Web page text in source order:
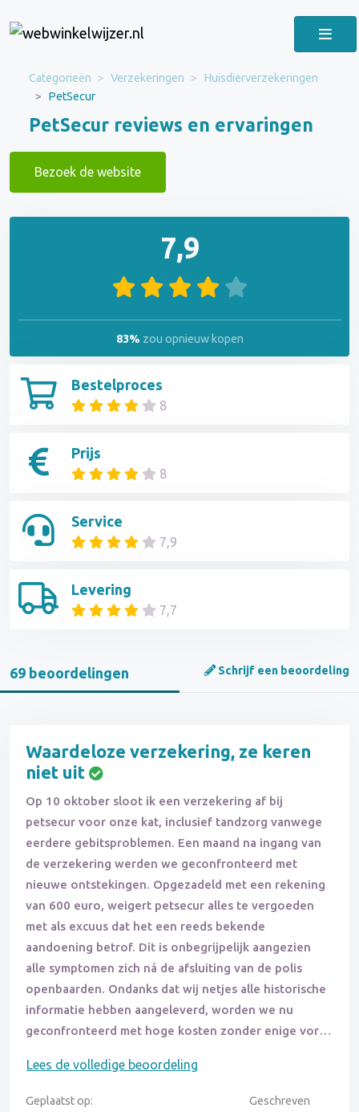
Categorieën Verzekeringen
Huisdierverzekeringen
PetSecur
PetSecur reviews en ervaringen
Bezoek de website
Bestelproces
8
Prijs
8
Service
7,9
Levering
7,7
7,9
83% zou opnieuw kopen
69 beoordelingen Schrijf een beoordeling
Waardeloze verzekering, ze keren
niet uit
Op 10 oktober sloot ik een verzekering af bij
petsecur voor onze kat, inclusief tandzorg vanwege
eerdere gebitsproblemen. Een maand na ingang van
de verzekering werden we geconfronteerd met
nieuwe ontstekingen. Opgezadeld met een rekening
van 600 euro, weigert petsecur alles te vergoeden
met als excuus dat het een reeds bekende
aandoening betrof. Dit is onbegrijpelijk aangezien
alle symptomen zich ná de afsluiting van de polis
openbaarden. Ondanks dat wij netjes alle historische
informatie hebben aangeleverd, worden we nu
geconfronteerd met hoge kosten zonder enige vorm
waarschuwen anderen: vermijd petsecur en kies liever
voor een bekende verzekeraar zoals Ohra.
Lees de volledige beoordeling
Geplaatst op:
Geschreven